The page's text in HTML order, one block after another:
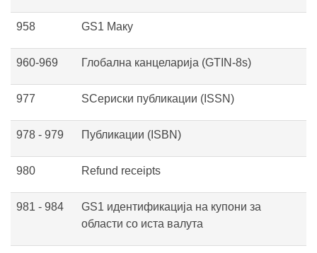
958 GS1 Маку
960-969 Глобална канцеларија (GTIN-8s)
977 SСериски публикации (ISSN)
978 - 979 Публикации (ISBN)
980 Refund receipts
981 - 984
GS1 идентификација на купони за
области со иста валута